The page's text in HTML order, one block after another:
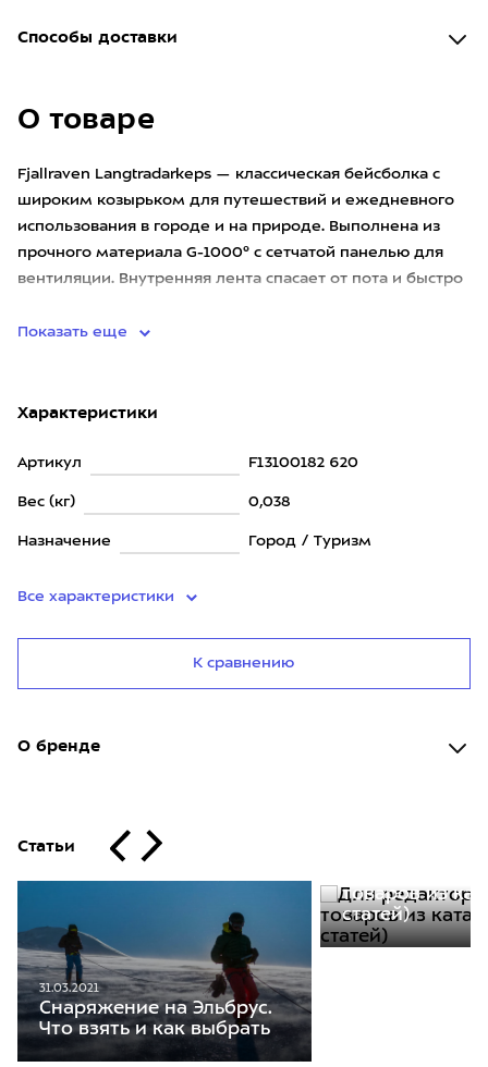
Способы доставки
О товаре
Fjallraven Langtradarkeps — классическая бейсболка с
широким козырьком для путешествий и ежедневного
использования в городе и на природе. Выполнена из
прочного материала G-1000® с сетчатой панелью для
вентиляции. Внутренняя лента спасает от пота и быстро
Показать еще
Характеристики
Артикул F13100182 620
Вес (кг) 0,038
Назначение Город / Туризм
Все характеристики
К сравнению
О бренде
Статьи
31.03.2021
Снаряжение на Эльбрус.
Что взять и как выбрать
товаров из
статей)